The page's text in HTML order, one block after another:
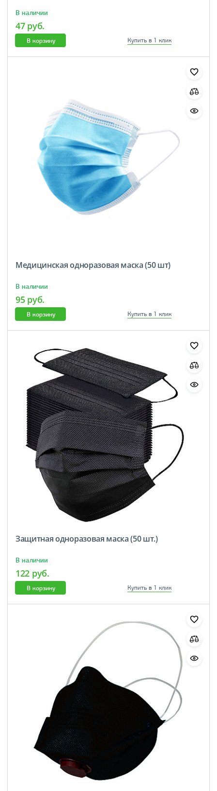
В наличии
47 руб.
В корзину Купить в 1 клик
Медицинская одноразовая маска (50 шт)
В наличии
95 руб.
В корзину Купить в 1 клик
Защитная одноразовая маска (50 шт.)
В наличии
122 руб.
В корзину Купить в 1 клик